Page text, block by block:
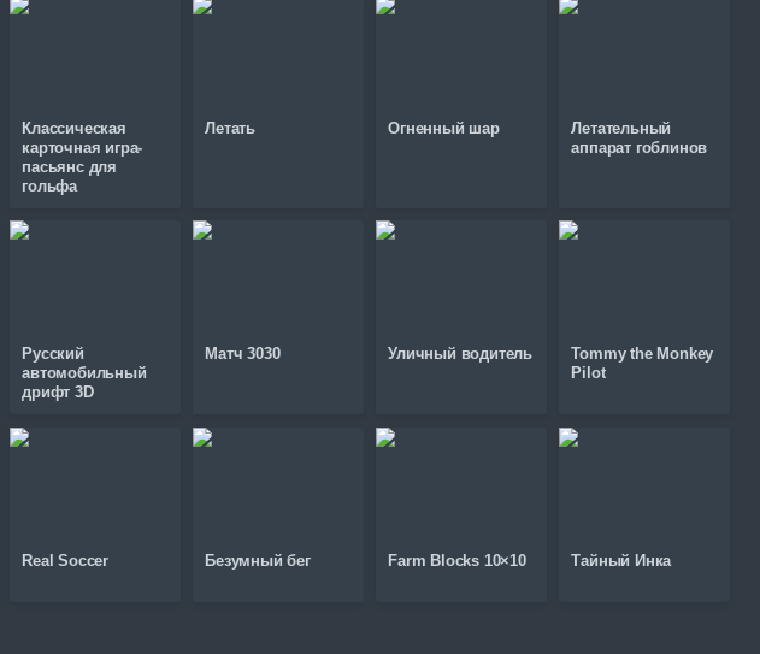
Классическая
карточная игра-
пасьянс для
гольфа
Летать Огненный шар
Летательный
аппарат гоблинов
Русский
автомобильный
дрифт 3D
Матч 3030 Уличный водитель
Tommy the Monkey
Pilot
Real Soccer Безумный бег Farm Blocks 10×10 Тайный Инка